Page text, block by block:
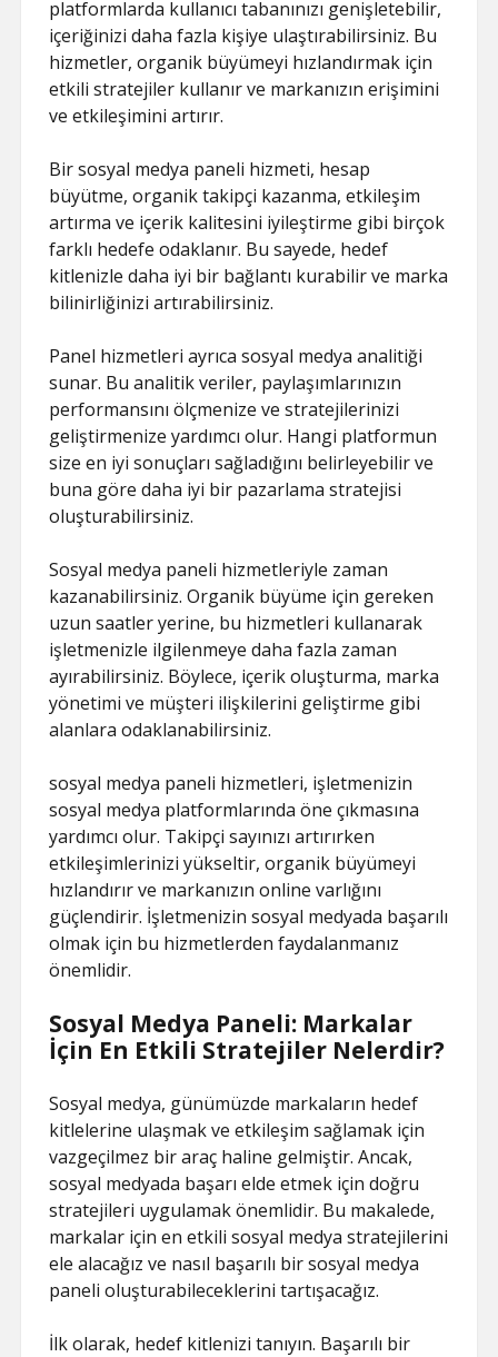
platformlarda kullanıcı tabanınızı genişletebilir,
içeriğinizi daha fazla kişiye ulaştırabilirsiniz. Bu
hizmetler, organik büyümeyi hızlandırmak için
etkili stratejiler kullanır ve markanızın erişimini
ve etkileşimini artırır.
Bir sosyal medya paneli hizmeti, hesap
büyütme, organik takipçi kazanma, etkileşim
artırma ve içerik kalitesini iyileştirme gibi birçok
farklı hedefe odaklanır. Bu sayede, hedef
kitlenizle daha iyi bir bağlantı kurabilir ve marka
bilinirliğinizi artırabilirsiniz.
Panel hizmetleri ayrıca sosyal medya analitiği
sunar. Bu analitik veriler, paylaşımlarınızın
performansını ölçmenize ve stratejilerinizi
geliştirmenize yardımcı olur. Hangi platformun
size en iyi sonuçları sağladığını belirleyebilir ve
buna göre daha iyi bir pazarlama stratejisi
oluşturabilirsiniz.
Sosyal medya paneli hizmetleriyle zaman
kazanabilirsiniz. Organik büyüme için gereken
uzun saatler yerine, bu hizmetleri kullanarak
işletmenizle ilgilenmeye daha fazla zaman
ayırabilirsiniz. Böylece, içerik oluşturma, marka
yönetimi ve müşteri ilişkilerini geliştirme gibi
alanlara odaklanabilirsiniz.
sosyal medya paneli hizmetleri, işletmenizin
sosyal medya platformlarında öne çıkmasına
yardımcı olur. Takipçi sayınızı artırırken
etkileşimlerinizi yükseltir, organik büyümeyi
hızlandırır ve markanızın online varlığını
güçlendirir. İşletmenizin sosyal medyada başarılı
olmak için bu hizmetlerden faydalanmanız
önemlidir.
Sosyal Medya Paneli: Markalar
İçin En Etkili Stratejiler Nelerdir?
Sosyal medya, günümüzde markaların hedef
kitlelerine ulaşmak ve etkileşim sağlamak için
vazgeçilmez bir araç haline gelmiştir. Ancak,
sosyal medyada başarı elde etmek için doğru
stratejileri uygulamak önemlidir. Bu makalede,
markalar için en etkili sosyal medya stratejilerini
ele alacağız ve nasıl başarılı bir sosyal medya
paneli oluşturabileceklerini tartışacağız.
İlk olarak, hedef kitlenizi tanıyın. Başarılı bir